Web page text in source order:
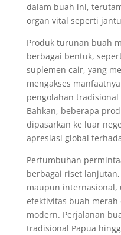
dalam buah ini,
organ vital seperti
Produk turunan buah
berbagai bentuk,
suplemen cair, yang
mengakses
pengolahan tradisional
Bahkan, beberapa
dipasarkan ke luar
apresiasi global
Pertumbuhan
berbagai riset
maupun
efektivitas buah merah
modern. Perjalanan
tradisional Papua